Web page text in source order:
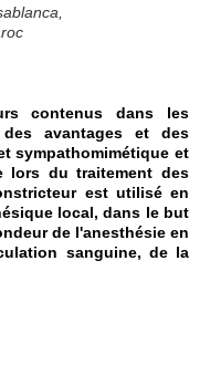
contenus dans les
des avantages et des
sympathomimétique et
lors du traitement des
est utilisé en
local, dans le but
de l'anesthésie en
sanguine, de la